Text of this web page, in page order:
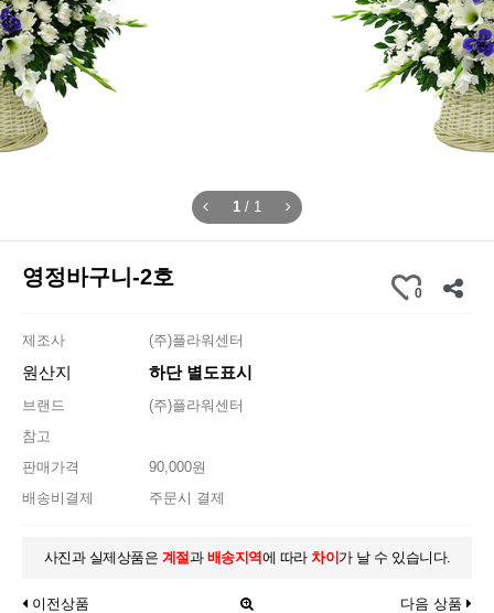
1 / 1
영정바구니-2호
0
제조사 (주)플라워센터
원산지 하단 별도표시
브랜드
(주)플라워센터
참고
판매가격
90,000원
배송비결제
주문시 결제
사진과 실제상품은 계절과 배송지역에 따라 차이 가 날 수 있습니다.
이전상품 다음 상품